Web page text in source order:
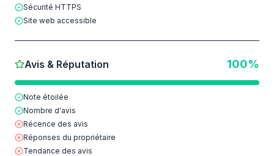
Sécurité HTTPS
Site web accessible
Avis & Réputation 100%
Note étoilée
Nombre d'avis
Récence des avis
Réponses du propriétaire
Tendance des avis